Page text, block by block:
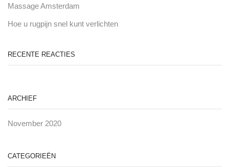
Massage Amsterdam
Hoe u rugpijn snel kunt verlichten
RECENTE REACTIES
ARCHIEF
November 2020
CATEGORIEËN